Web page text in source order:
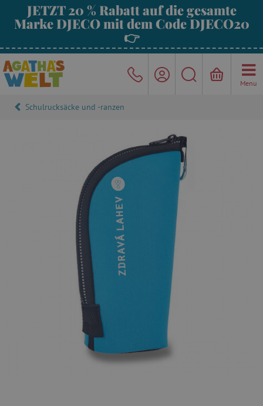
JETZT 20 % Rabatt auf die gesamte
Marke DJECO mit dem Code DJECO20
👉
Menu
Schulrucksäcke und -ranzen